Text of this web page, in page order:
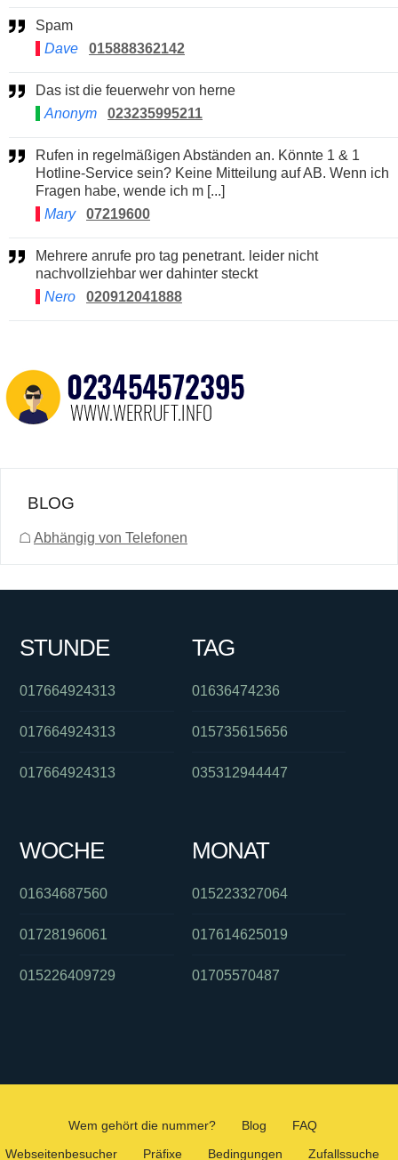
Spam
Dave
015888362142
Das ist die feuerwehr von herne
Anonym
023235995211
Rufen in regelmäßigen Abständen an. Könnte 1 & 1
Hotline-Service sein? Keine Mitteilung auf AB. Wenn ich
Fragen habe, wende ich m [...]
Mary
07219600
Mehrere anrufe pro tag penetrant. leider nicht
nachvollziehbar wer dahinter steckt
Nero
020912041888
BLOG
☖ Abhängig von Telefonen
STUNDE
017664924313
017664924313
017664924313
TAG
01636474236
015735615656
035312944447
WOCHE
01634687560
01728196061
015226409729
MONAT
015223327064
017614625019
01705570487
Wem gehört die nummer? Blog
FAQ
Webseitenbesucher
Präfixe Bedingungen Zufallssuche